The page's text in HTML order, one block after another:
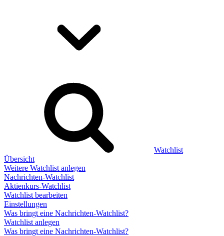
Watchlist
Übersicht
Weitere Watchlist anlegen
Nachrichten-Watchlist
Aktienkurs-Watchlist
Watchlist bearbeiten
Einstellungen
Was bringt eine Nachrichten-Watchlist?
Watchlist anlegen
Was bringt eine Nachrichten-Watchlist?